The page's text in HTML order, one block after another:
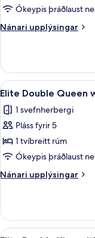
Double
Queen
with
Bed
Ókeypis þráðlaust
Nánari upplýsingar
Nánari
Double
Queen
with
Bed
Skoða
allar
myndir
fyrir
Elite
Double
Queen
with
Bed,
No
12
Elite Double Queen
1 svefnherbergi
Pláss fyrir 5
1 tvíbreitt rúm
Ókeypis þráðlaust
Nánari upplýsingar
Nánari
Double
Queen
Skoða